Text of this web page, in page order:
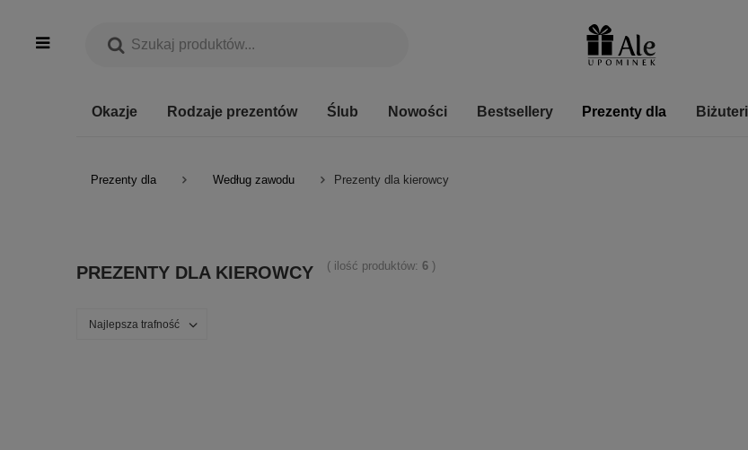
Okazje Rodzaje prezentów Ślub Nowości Bestsellery Prezenty dla
Prezenty dla Według zawodu Prezenty dla kierowcy
PREZENTY DLA KIEROWCY ( ilość produktów: 6 )
Najlepsza trafność